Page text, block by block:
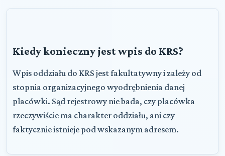
Kiedy konieczny jest wpis do KRS?
Wpis oddziału do KRS jest fakultatywny i zależy od
stopnia organizacyjnego wyodrębnienia danej
placówki. Sąd rejestrowy nie bada, czy placówka
rzeczywiście ma charakter oddziału, ani czy
faktycznie istnieje pod wskazanym adresem.